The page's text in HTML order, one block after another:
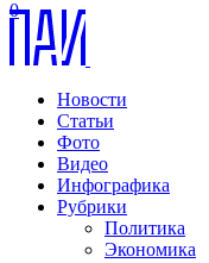
Новости
Статьи
Фото
Видео
Инфографика
Рубрики
Политика
Экономика
0